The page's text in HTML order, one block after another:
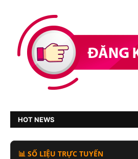
HOT NEWS
📊 SỐ LIỆU TRỰC TUYẾN